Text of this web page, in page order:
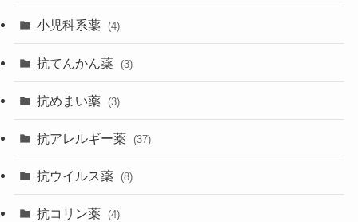
小児科系薬 (4)
抗てんかん薬 (3)
抗めまい薬 (3)
抗アレルギー薬 (37)
抗ウイルス薬 (8)
抗コリン薬 (4)